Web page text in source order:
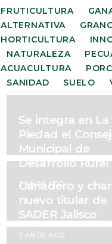
FRUTICULTURA
ALTERNATIVA
HORTICULTURA
NATURALEZA
ACUACULTURA
SANIDAD
SUELO
Se integra en La
Piedad el
Municipal de
Desarrollo Rural
2 AÑOS AGO
Ganadero y
nuevo titular de
SADER Jalisco
2 AÑOS AGO